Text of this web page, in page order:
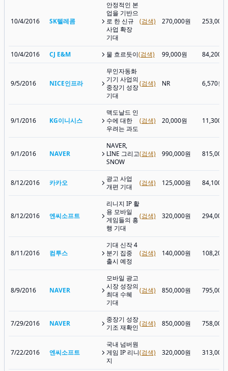
10/4/2016 SK텔레콤
안정적인 본
업을 기반으
로 한 신규
사업 확장
기대
(검색) 270,000원 253,000
10/4/2016 CJ E&M 물 흐르듯이(검색) 99,000원 84,200원
9/5/2016 NICE인프라
무인자동화
기기 사업의
중장기 성장
기대
(검색) NR 6,570원
9/1/2016 KG이니시스
맥도날드 인
수에 대한
우려는 과도
(검색) 20,000원 11,300원
9/1/2016 NAVER
NAVER,
LINE 그리고
SNOW
(검색) 990,000원 815,000
8/12/2016 카카오
광고 사업
개편 기대
(검색) 125,000원 84,100원
8/12/2016 엔씨소프트
리니지 IP 활
용 모바일
게임들의 흥
행 기대
(검색) 320,000원 294,000
8/11/2016 컴투스
기대 신작 4
분기 집중
출시 예정
(검색) 140,000원 108,200
8/9/2016 NAVER
모바일 광고
시장 성장의
최대 수혜
기대
(검색) 850,000원 795,000
7/29/2016 NAVER
중장기 성장
기조 재확인(검색) 850,000원 758,000
7/22/2016 엔씨소프트
국내 넘버원
게임 IP 리니
지
(검색) 320,000원 313,000